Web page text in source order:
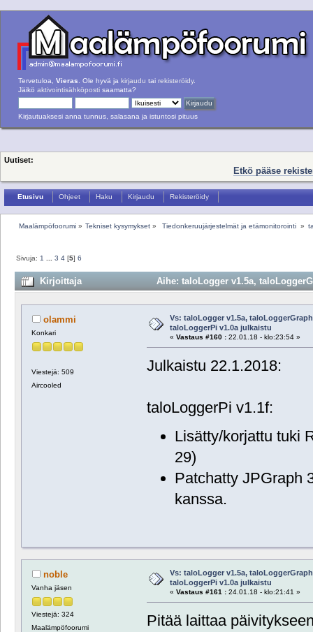
Tervetuloa, Vieras . Ole hyvä ja kirjaudu tai rekisteröidy.
Jäikö aktivointisähköposti saamatta?
Kirjautuaksesi anna tunnus, salasana ja istuntosi pituus
Uutiset:
Etkö pääse
Etusivu Ohjeet Haku Kirjaudu Rekisteröidy
Maalämpöfoorumi» Tekniset kysymykset » Tiedonkeruujärjestelmät ja etämonitorointi »
Sivuja: 1 ...3 4 [5]6
Kirjoittaja
Aihe: taloLogger v1.5a,
olammi
Konkari
Viestejä: 509
Aircooled
Vs: taloLogger v1.5a, taloLoggerGraph
taloLoggerPi v1.0a julkaistu
« Vastaus #160 :22.01.18 - klo:23:54 »
Julkaistu 22.1.2018:
taloLoggerPi v1.1f:
Lisätty/korjattu tuki
29)
Patchatty JPGraph
kanssa.
noble
Vanha jäsen
Viestejä: 324
Maalämpöfoorumi
Vs: taloLogger v1.5a, taloLoggerGraph
taloLoggerPi v1.0a julkaistu
« Vastaus #161 :24.01.18 - klo:21:41 »
Pitää laittaa